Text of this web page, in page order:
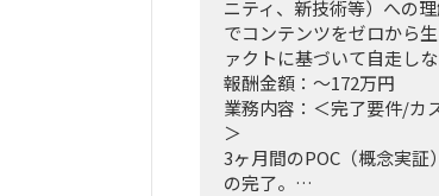
ニティ、新技術等）への
でコンテンツをゼロから
ァクトに基づいて自走し
報酬金額：～172万円
業務内容：＜完了要件/カ
＞
3ヶ月間のPOC（概念実
の完了。